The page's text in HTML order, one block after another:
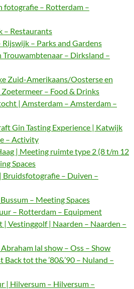
fotografie – Rotterdam –
– Restaurants
– Parks and Gardens
Trouwambtenaar – Dirksland –
Zuid-Amerikaans/Oosterse en
– Food & Drinks
| Amsterdam – Amsterdam –
Gin Tasting Experience | Katwijk
– Activity
| Meeting ruimte type 2 (8 t/m 12
Spaces
Bruidsfotografie – Duiven –
– Meeting Spaces
– Rotterdam – Equipment
Vestinggolf | Naarden – Naarden –
lal show – Oss – Show
Back tot the ’80&’90 – Nuland –
| Hilversum – Hilversum –